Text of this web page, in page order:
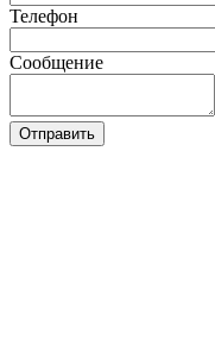
Телефон
Сообщение
Отправить